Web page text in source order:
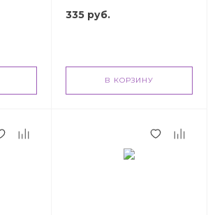
335 руб.
В КОРЗИНУ